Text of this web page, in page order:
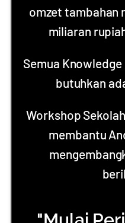
omzet tambahan
miliaran
Semua
butuhkan
Workshop
membantu